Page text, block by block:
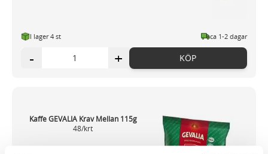
I lager 4 st ca 1-2 dagar
- + KÖP
Kaffe GEVALIA Krav Mellan 115g
48/krt